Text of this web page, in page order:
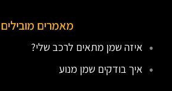
מאמרים מובילים
איזה שמן מתאים לרכב שלי?
איך בודקים שמן מנוע